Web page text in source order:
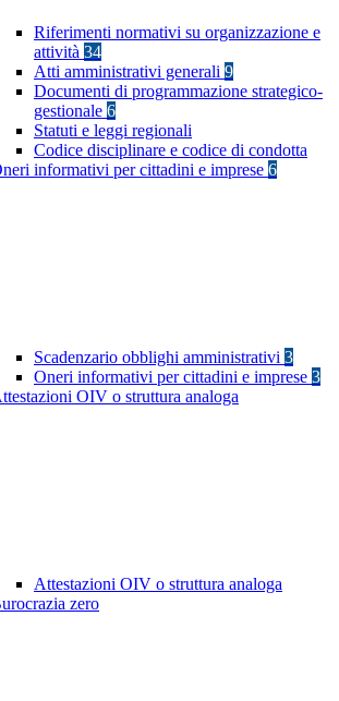
Riferimenti normativi su organizzazione e
attività 34
Atti amministrativi generali 9
Documenti di programmazione strategico-
gestionale 6
Statuti e leggi regionali
Codice disciplinare e codice di condotta
informativi per cittadini e imprese 6
Scadenzario obblighi amministrativi 3
Oneri informativi per cittadini e imprese 3
OIV o struttura analoga
Attestazioni OIV o struttura analoga
zero